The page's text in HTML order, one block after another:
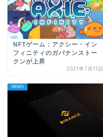
NFTゲーム：アクシー・イン
フィニティのガバナンストー
クンが上昇
2021年7月11日
NEWS